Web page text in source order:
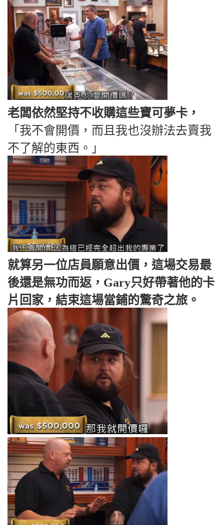
老闆依然堅持不收購這些寶可夢卡，
「我不會開價，而且我也沒辦法去賣我
不了解的東西。」
就算另一位店員願意出價，這場交易最
後還是無功而返，Gary只好帶著他的卡
片回家，結束這場當鋪的驚奇之旅。